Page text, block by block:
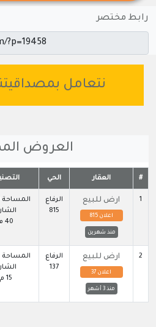
رابط مختصر
نتعامل
العروض
# العقار الحي
1 ارض للبيع
اعلان 815
منذ شهرين
الرفاع
815
المساحة 600 م
40 م
2 ارض للبيع
اعلان 37
منذ 3 أشهر
الرفاع
137
المساحة 600 م
15 م